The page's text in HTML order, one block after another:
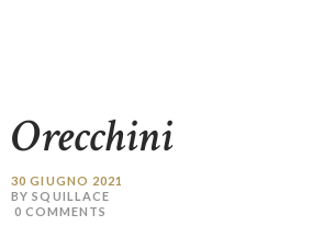
Orecchini
30 GIUGNO 2021
BY SQUILLACE
0 COMMENTS